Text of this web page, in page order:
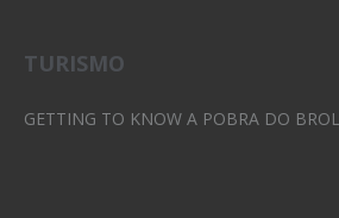
TURISMO
GETTING TO KNOW A POBRA DO